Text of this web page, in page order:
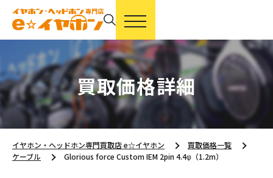
買取価格詳細
イヤホン・ヘッドホン専門買取店 e☆イヤホン
買取価格一覧
ケーブル
Glorious force Custom IEM 2pin 4.4φ（1.2m）